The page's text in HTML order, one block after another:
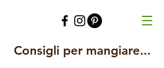
Consigli per mangiare...